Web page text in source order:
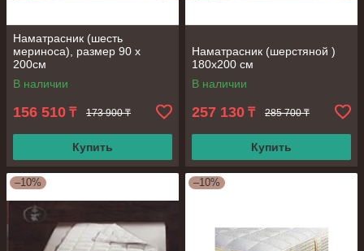
Наматрасник (шесть
мериноса), размер 90 х
200см
В наличии
156 510 ₸ 173 900 ₸
Купить
Наматрасник (шерстяной )
180х200 см
В наличии
257 130 ₸ 285 700 ₸
Купить
–10% –10%